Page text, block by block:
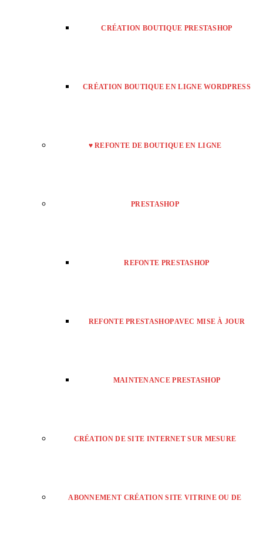
CRÉATION BOUTIQUE PRESTASHOP
CRÉATION BOUTIQUE EN LIGNE WORDPRESS
♥ REFONTE DE BOUTIQUE EN LIGNE
PRESTASHOP
REFONTE PRESTASHOP
REFONTE PRESTASHOP AVEC MISE À JOUR
MAINTENANCE PRESTASHOP
CRÉATION DE SITE INTERNET SUR MESURE
ABONNEMENT CRÉATION SITE VITRINE OU DE